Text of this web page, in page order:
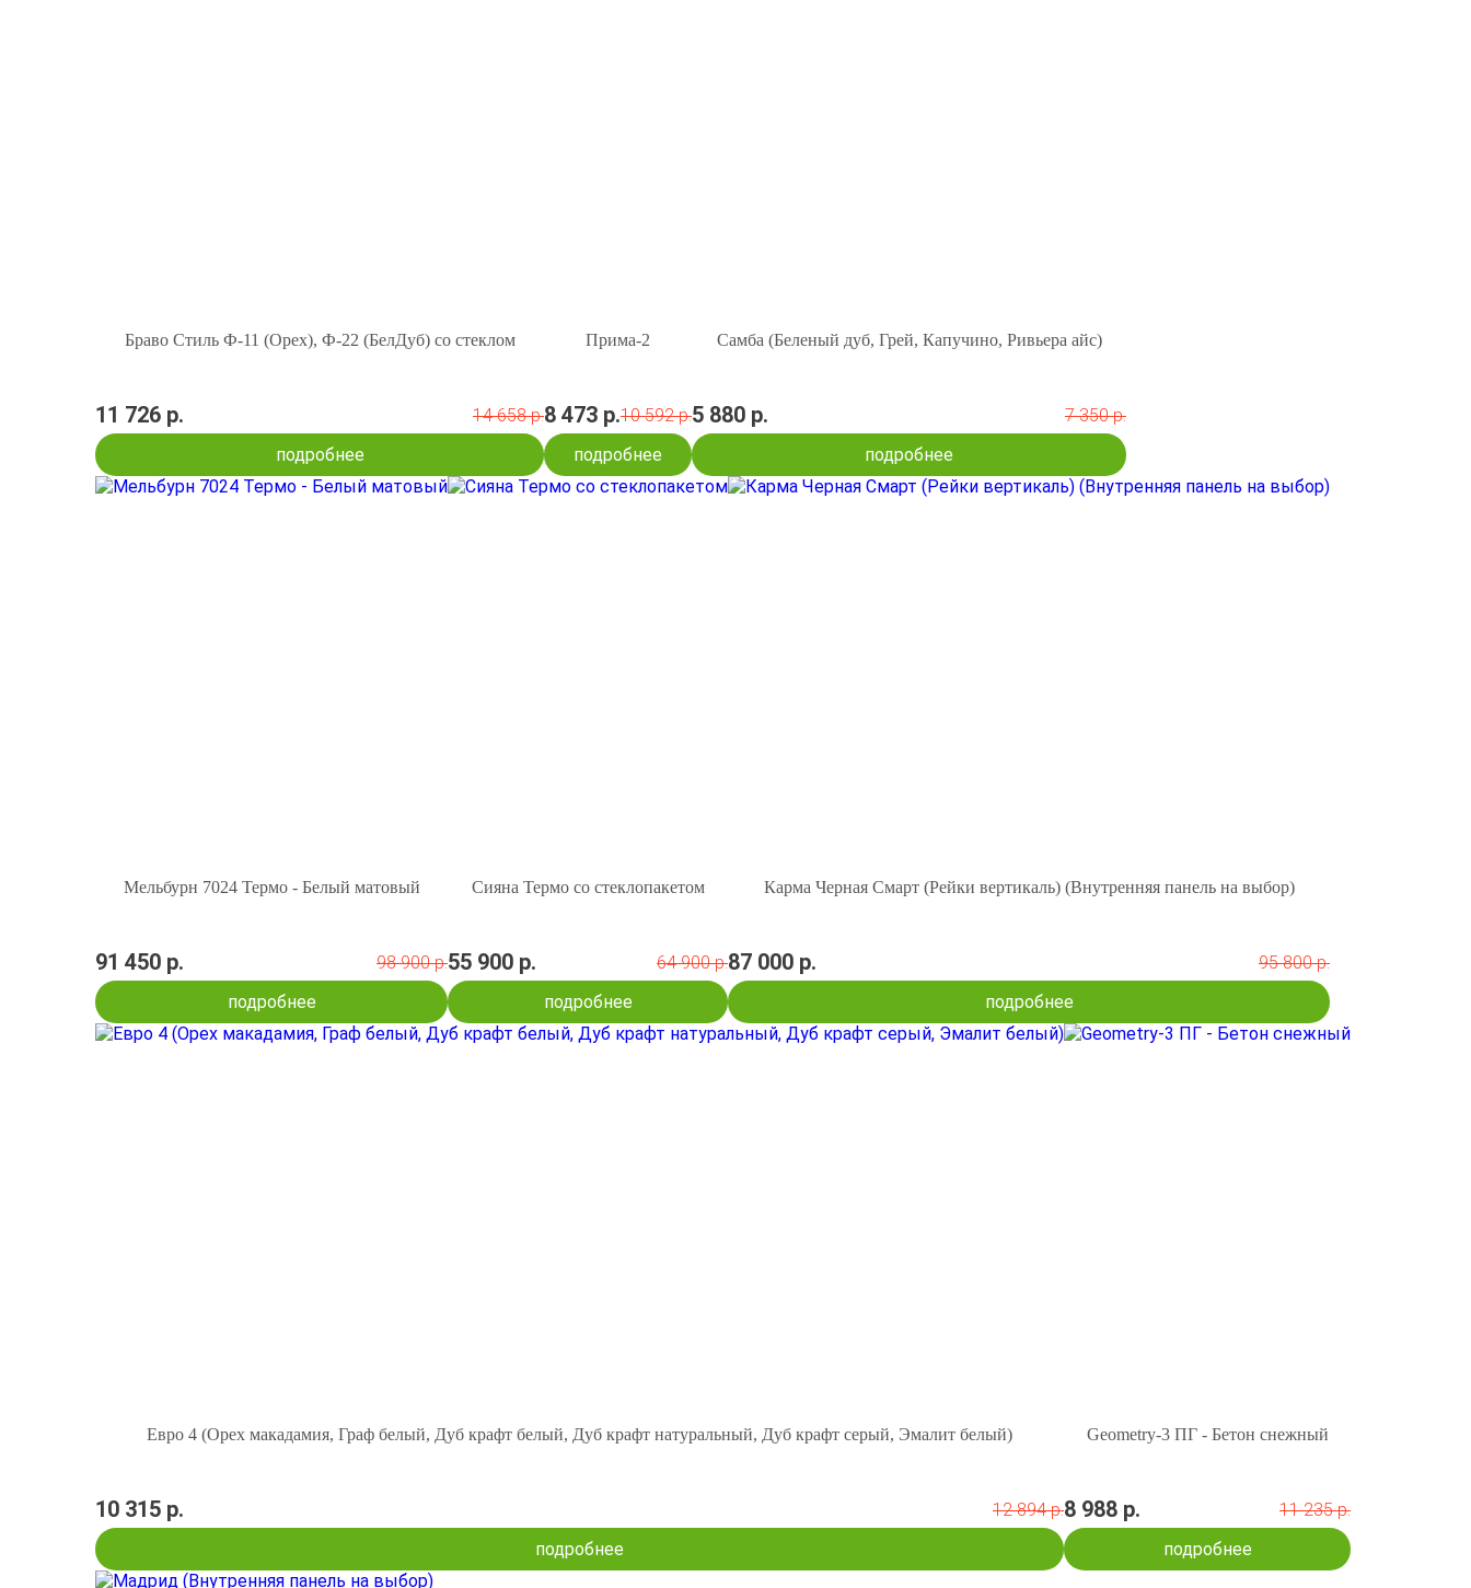
Браво Стиль Ф-11 (Орех), Ф-22 (БелДуб) со стеклом
11 726 р.
14 658 р.
подробнее
Прима-2
8 473 р.10 592 р.
подробнее
Самба (Беленый дуб, Грей, Капучино, Ривьера айс)
5 880 р.
7 350 р.
подробнее
Мельбурн 7024 Термо - Белый матовый
91 450 р.
98 900 р.
подробнее
Сияна Термо со стеклопакетом
55 900 р.
64 900 р.
подробнее
Карма Черная Смарт (Рейки вертикаль) (Внутренняя панель на выбор)
87 000 р.
95 800 р.
подробнее
Евро 4 (Орех макадамия, Граф белый, Дуб крафт белый, Дуб крафт натуральный, Дуб крафт серый, Эмалит белый)
10 315 р.
12 894 р.
подробнее
Geometry-3 ПГ - Бетон снежный
8 988 р.
11 235 р.
подробнее